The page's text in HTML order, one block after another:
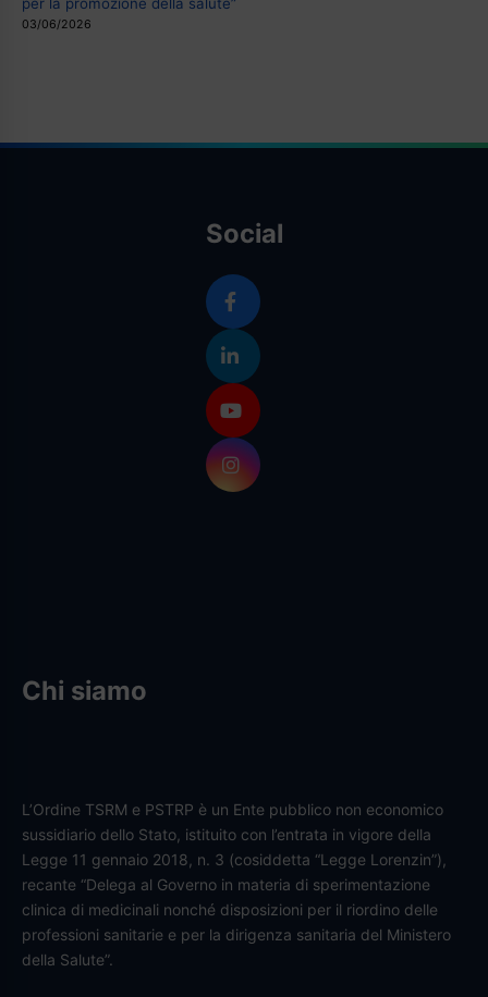
03/06/2026
Social
Chi siamo
L’Ordine TSRM e PSTRP è un Ente pubblico non economico
sussidiario dello Stato, istituito con l’entrata in vigore della
Legge 11 gennaio 2018, n. 3 (cosiddetta “Legge Lorenzin”),
recante “Delega al Governo in materia di sperimentazione
clinica di medicinali nonché disposizioni per il riordino delle
professioni sanitarie e per la dirigenza sanitaria del Ministero
della Salute”.